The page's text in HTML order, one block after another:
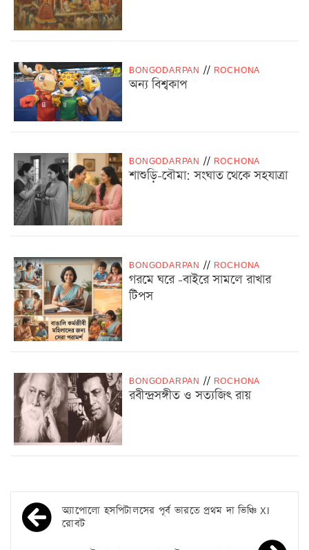
BONGODARPAN // ROCHONA
অন্য বিশ্বকাপ
BONGODARPAN // ROCHONA
শাশুড়ি-বৌমা: সংঘাত থেকে সহযাত্রা
BONGODARPAN // ROCHONA
গরমে ঘরে -বাইরে সামলে রাখার
টিপস
BONGODARPAN // ROCHONA
রবীন্দ্রসঙ্গীত ও সত্যজিৎ রায়
অ্যাপোলো হসপিটালসের পূর্ব ভারতে প্রথম দা ভিঞ্চি XI
রোবট